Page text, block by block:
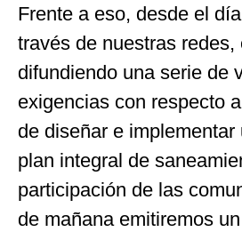
Frente a eso, desde el
través de nuestras redes,
difundiendo una serie de
exigencias con respecto
de diseñar e implementar
plan integral de
participación de las
de mañana emitiremos